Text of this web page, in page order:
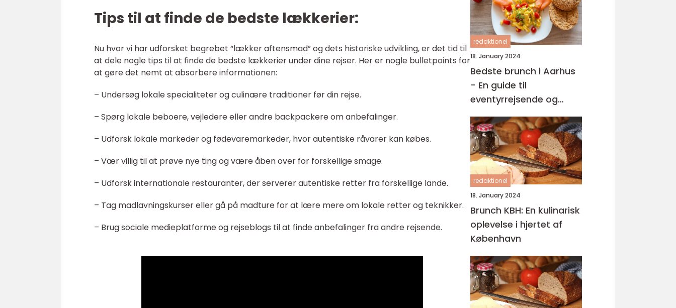
Tips til at finde de bedste lækkerier:
Nu hvor vi har udforsket begrebet “lækker aftensmad” og dets historiske udvikling, er det tid til
at dele nogle tips til at finde de bedste lækkerier under dine rejser. Her er nogle bulletpoints for
at gøre det nemt at absorbere informationen:
– Undersøg lokale specialiteter og culinære traditioner før din rejse.
– Spørg lokale beboere, vejledere eller andre backpackere om anbefalinger.
– Udforsk lokale markeder og fødevaremarkeder, hvor autentiske råvarer kan købes.
– Vær villig til at prøve nye ting og være åben over for forskellige smage.
– Udforsk internationale restauranter, der serverer autentiske retter fra forskellige lande.
– Tag madlavningskurser eller gå på madture for at lære mere om lokale retter og teknikker.
– Brug sociale medieplatforme og rejseblogs til at finde anbefalinger fra andre rejsende.
redaktionel
18. January 2024
Bedste brunch i Aarhus
- En guide til
eventyrrejsende og
backpackere
redaktionel
18. January 2024
Brunch KBH: En kulinarisk
oplevelse i hjertet af
København